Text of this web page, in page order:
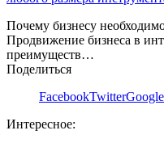
Почему бизнесу
Продвижение бизнеса в
преимуществ…
Поделиться
FacebookTwitter
Интересное: